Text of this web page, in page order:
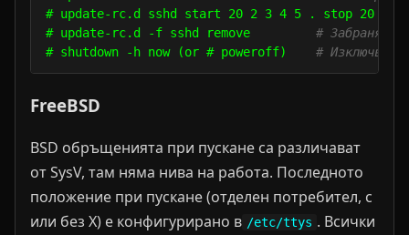
# update-rc.d sshd start 20 2 3 4 5 . stop 20
# update-rc.d -f sshd remove # Забранява
# shutdown -h now (or # poweroff) # Изключва и
FreeBSD
BSD обръщенията при пускане са различават
от SysV, там няма нива на работа. Последното
положение при пускане (отделен потребител, с
или без X) е конфигурирано в /etc/ttys . Всички